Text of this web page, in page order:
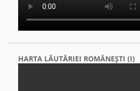
HARTA LĂUTĂRIEI ROMÂNEŞTI (I)